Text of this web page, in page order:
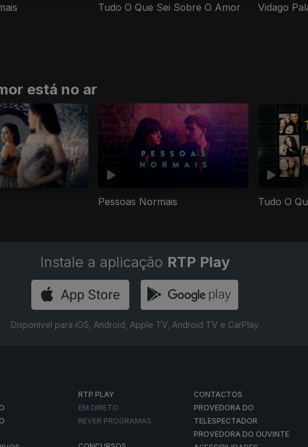
Tudo O Que Sei Sobre O Amor Vidago
está no ar
Pessoas Normais Tudo O
Instale a aplicação RTP Play
Disponível para iOS, Android, Apple TV, Android TV e CarPlay
RTP PLAY
EM DIRETO
REVER PROGRAMAS
CONTACTOS
PROVEDORA DO
TELESPECTADOR
PROVEDORA DO OUVINTE